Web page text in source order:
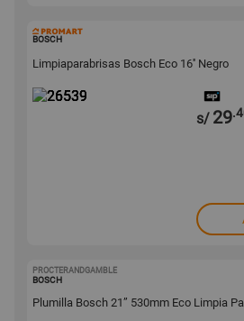
BOSCH
Limpiaparabrisas Bosch Eco 16'' Negro
s/ 29
PROCTERANDGAMBLE
BOSCH
Plumilla Bosch 21” 530mm Eco Limpia